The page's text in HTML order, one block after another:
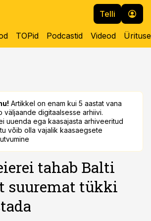
Telli
TOPid Podcastid Videod
Artikkel on enam kui 5 aastat vana
väljaande digitaalsesse arhiivi.
uuenda ega kaasajasta arhiveeritud
võib olla vajalik kaasaegsete
tahab Balti
suuremat tükki